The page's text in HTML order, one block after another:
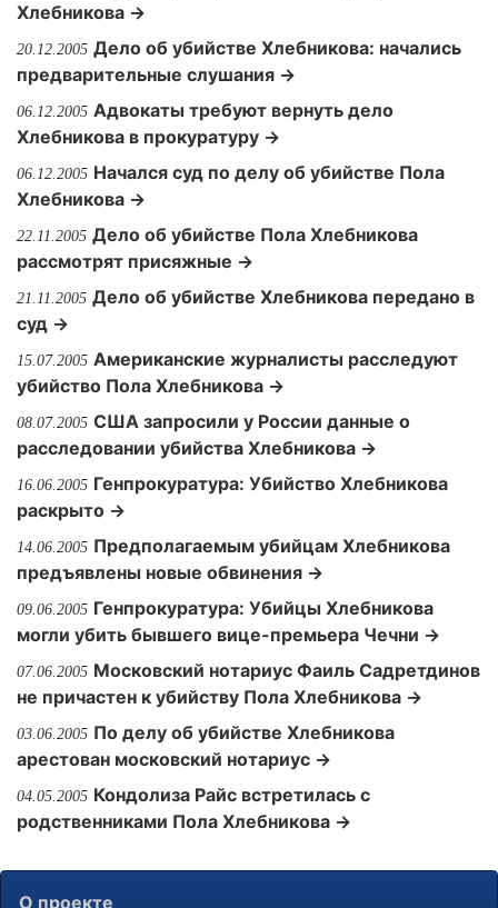
Хлебникова →
20.12.2005 Дело об убийстве Хлебникова: начались
предварительные слушания →
06.12.2005 Адвокаты требуют вернуть дело
Хлебникова в прокуратуру →
06.12.2005 Начался суд по делу об убийстве Пола
Хлебникова →
22.11.2005 Дело об убийстве Пола Хлебникова
рассмотрят присяжные →
21.11.2005 Дело об убийстве Хлебникова передано в
суд →
15.07.2005 Американские журналисты расследуют
убийство Пола Хлебникова →
08.07.2005 США запросили у России данные о
расследовании убийства Хлебникова →
16.06.2005 Генпрокуратура: Убийство Хлебникова
раскрыто →
14.06.2005 Предполагаемым убийцам Хлебникова
предъявлены новые обвинения →
09.06.2005 Генпрокуратура: Убийцы Хлебникова
могли убить бывшего вице-премьера Чечни →
07.06.2005 Московский нотариус Фаиль Садретдинов
не причастен к убийству Пола Хлебникова →
03.06.2005 По делу об убийстве Хлебникова
арестован московский нотариус →
04.05.2005 Кондолиза Райс встретилась с
родственниками Пола Хлебникова →
О проекте